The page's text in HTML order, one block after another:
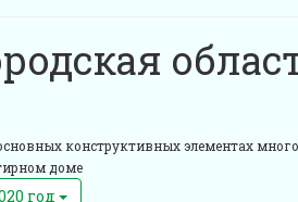
конструктивных элементах
доме
год